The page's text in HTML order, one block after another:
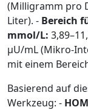
(Milligramm pro
Liter). - Bereich
mmol/L:
μU/mL (Mikro-
mit einem
Basierend auf
Werkzeug: -